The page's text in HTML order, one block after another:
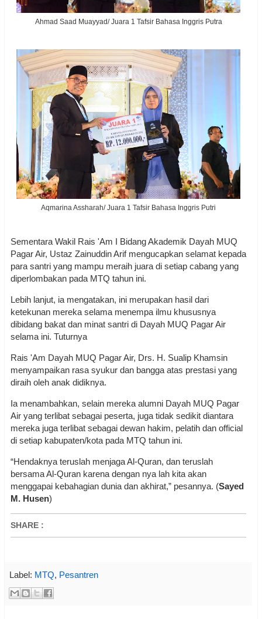
Ahmad Saad Muayyad/ Juara 1 Tafsir Bahasa Inggris Putra
Aqmarina Assharah/ Juara 1 Tafsir Bahasa Inggris Putri
Sementara Wakil Rais 'Am I Bidang Akademik Dayah MUQ
Pagar Air, Ustaz Zainuddin Arif mengucapkan selamat kepada
para santri yang mampu meraih juara di setiap cabang yang
diperlombakan pada MTQ tahun ini.
Lebih lanjut, ia mengatakan, ini merupakan hasil dari
ketekunan mereka selama menempa ilmu khususnya
dibidang bakat dan minat santri di Dayah MUQ Pagar Air
selama ini. Tuturnya
Rais 'Am Dayah MUQ Pagar Air, Drs. H. Sualip Khamsin
menyampaikan rasa syukur dan bangga atas prestasi yang
diraih oleh anak didiknya.
Ia menambahkan, selain mereka alumni Dayah MUQ Pagar
Air yang terlibat sebagai peserta, juga tidak sedikit diantara
mereka juga terlibat sebagai dewan hakim, pelatih dan official
di setiap kabupaten/kota pada MTQ tahun ini.
“Hendaknya teruslah menjaga Al-Quran, dan teruslah
bersama Al-Quran karena dengan nya lah kita akan
menggapai kebahagian dunia dan akhirat,” pesannya. (Sayed
M. Husen)
SHARE :
Label: MTQ, Pesantren